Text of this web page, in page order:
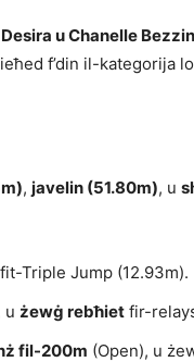
u Chanelle
f’din il-kategorija
, javelin (51.80m), u
Triple Jump (12.93m).
u żewġ rebħiet fir-
fil-200m (Open), u